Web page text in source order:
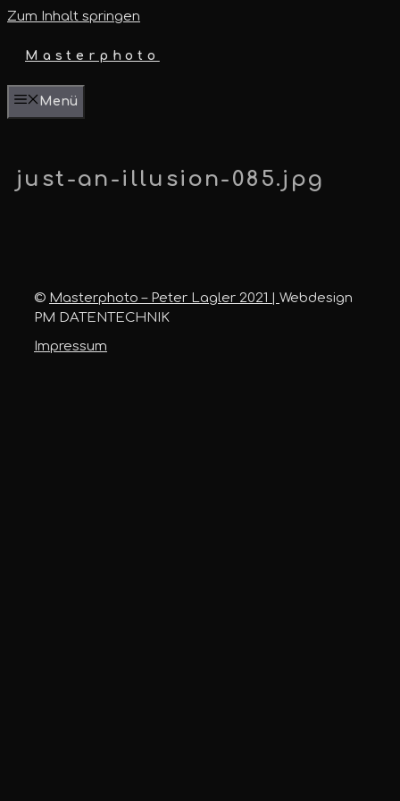
Zum Inhalt springen
Masterphoto
Menü
just-an-illusion-085.jpg
© Masterphoto – Peter Lagler 2021 | Webdesign
PM DATENTECHNIK
Impressum